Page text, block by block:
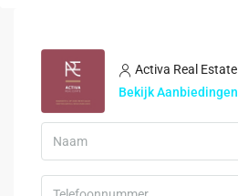
Activa Real Estate
Bekijk Aanbiedingen